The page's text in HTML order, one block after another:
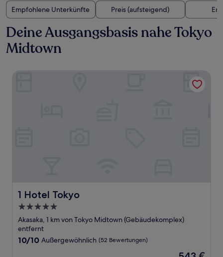
Empfohlene Unterkünfte Preis (aufsteigend)
Deine Ausgangsbasis nahe Tokyo
Midtown
1 Hotel Tokyo
1 Hotel Tokyo
5.0-
Sterne-
Unterkunft
Akasaka, 1 km von Tokyo Midtown (Gebäudekomplex)
entfernt
10.0
10/10 Außergewöhnlich (52 Bewertungen)
Der